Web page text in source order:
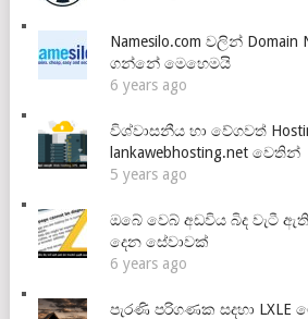
Namesilo.com වලින්
ගන්නේ මෙහෙමයි
6 years ago
විශ්වාසනීය හා වේගවත්
lankawebhosting.net වෙතින්
5 years ago
ඔබේ වෙබ් අඩවිය බිද වැටී
දෙන සේවාවක්
6 years ago
පැරණි පරිගණක සදහා LXLE